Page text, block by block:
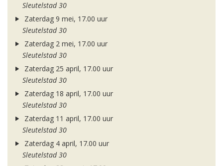
Sleutelstad 30
Zaterdag 9 mei, 17.00 uur
Sleutelstad 30
Zaterdag 2 mei, 17.00 uur
Sleutelstad 30
Zaterdag 25 april, 17.00 uur
Sleutelstad 30
Zaterdag 18 april, 17.00 uur
Sleutelstad 30
Zaterdag 11 april, 17.00 uur
Sleutelstad 30
Zaterdag 4 april, 17.00 uur
Sleutelstad 30